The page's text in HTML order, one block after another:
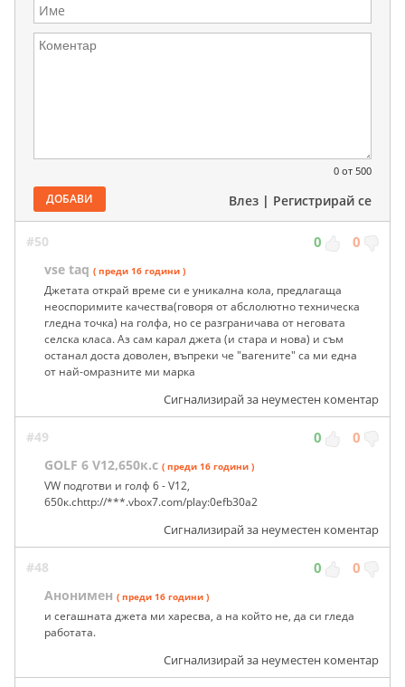
0 от 500
ДОБАВИ Влез | Регистрирай се
#50 0 0
vse taq ( преди 16 години )
Джетата открай време си е уникална кола, предлагаща
неоспоримите качества(говоря от абслолютно техническа
гледна точка) на голфа, но се разграничава от неговата
селска класа. Аз сам карал джета (и стара и нова) и съм
останал доста доволен, въпреки че "вагените" са ми една
от най-омразните ми марка
Сигнализирай за неуместен коментар
#49 0 0
GOLF 6 V12,650к.с ( преди 16 години )
VW подготви и голф 6 - V12,
650к.сhttp://***.vbox7.com/play:0efb30a2
Сигнализирай за неуместен коментар
#48 0 0
Анонимен ( преди 16 години )
и сегашната джета ми харесва, а на който не, да си гледа
работата.
Сигнализирай за неуместен коментар